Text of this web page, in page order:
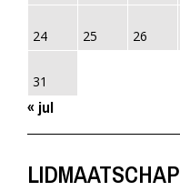
24 25 26
31
« jul
LIDMAATSCHAP